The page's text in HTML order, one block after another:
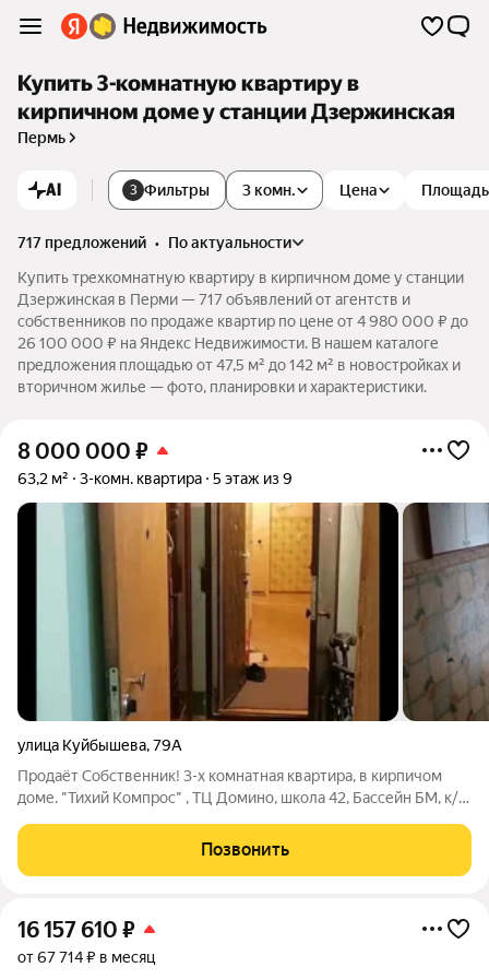
Купить 3-комнатную квартиру в
кирпичном доме у станции Дзержинская
Пермь
AI 3 Фильтры 3 комн. Цена Площадь
717 предложений •
по актуальности
Купить трехкомнатную квартиру в кирпичном доме у станции
Дзержинская в Перми — 717 объявлений от агентств и
собственников по продаже квартир по цене от 4 980 000 ₽ до
26 100 000 ₽ на Яндекс Недвижимости. В нашем каталоге
предложения площадью от 47,5 м² до 142 м² в новостройках и
вторичном жилье — фото, планировки и характеристики.
8 000 000 ₽
63,2 м² 3-комн. квартира 5 этаж из 9
улица Куйбышева,79А
Продаёт Собственник! 3-х комнатная квартира, в кирпичом
доме. "Тихий Компрос" , ТЦ Домино, школа 42, Бассейн БМ, к/т
изолированные. Раздельный с/узел. Трубы поменены. Стоят
счётчики (газ, вода). Окна
Позвонить
16 157 610 ₽
от 67 714 ₽ в месяц